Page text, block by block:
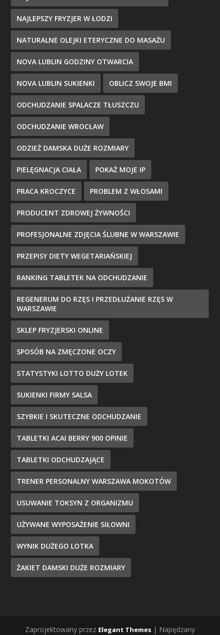
NAJLEPSZY FRYZJER W ŁODZI
NATURALNE OLEJKI ETERYCZNE DO MASAŻU
NOVA LUBLIN GODZINY OTWARCIA
NOVA LUBLIN SUKIENKI OBLICZ SWOJE BMI
ODCHUDZANIE SPALACZE TŁUSZCZU
ODCHUDZANIE WROCŁAW
ODZIEŻ DAMSKA DUŻE ROZMIARY
PIELĘGNACJA CIAŁA POKAŻ MOJE IP
PRACA KROCZYCE PROBLEM Z WŁOSAMI
PRODUCENT ZDROWEJ ŻYWNOŚCI
PROFESJONALNE ZDJĘCIA ŚLUBNE W WARSZAWIE
PRZEPISY DIETY WEGETARIAŃSKIEJ
RANKING TABLETEK NA ODCHUDZANIE
REGENERUM DO RZĘS I PRZEDŁUŻANIE RZĘS W
WARSZAWIE
SKLEP FRYZJERSKI ONLINE
SPOSÓB NA ZMĘCZONE OCZY
STATYSTYKI LOTTO DUŻY LOTEK
SUKIENKI FIRMY SALSA
SZYBKIE I SKUTECZNE ODCHUDZANIE
TABLETKI ACAI BERRY 900 OPINIE
TABLETKI ODCHUDZAJĄCE
TRENER PERSONALNY WARSZAWA MOKOTÓW
USUWANIE TOKSYN Z ORGANIZMU
UŻYWANE WYPOSAŻENIE SIŁOWNI
WYNIK DUŻEGO LOTKA
ŻAKIET DAMSKI DUŻE ROZMIARY
Zaprojektowany przez Elegant Themes | Napędzany